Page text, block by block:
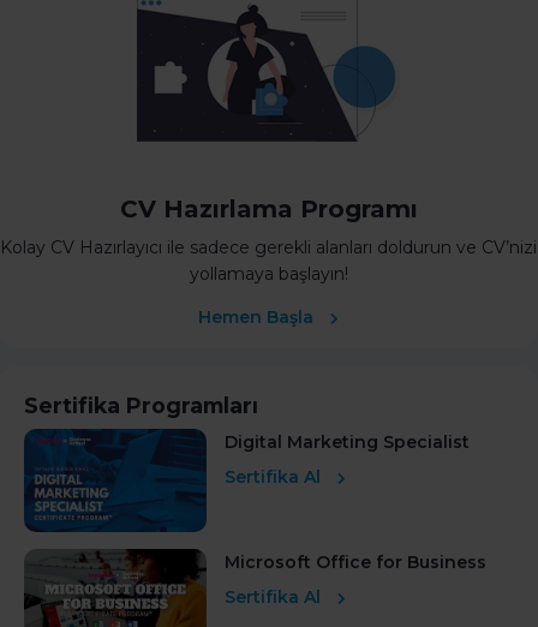
CV Hazırlama Programı
Kolay CV Hazırlayıcı ile sadece gerekli alanları doldurun ve CV’nizi
yollamaya başlayın!
Hemen Başla
Sertifika Programları
Digital Marketing Specialist
Sertifika Al
Microsoft Office for Business
Sertifika Al